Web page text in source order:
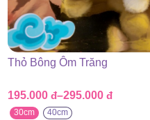
Thỏ Bông Ôm Trăng
195.000 đ–295.000 đ
Khoảng
giá:
30cm 40cm